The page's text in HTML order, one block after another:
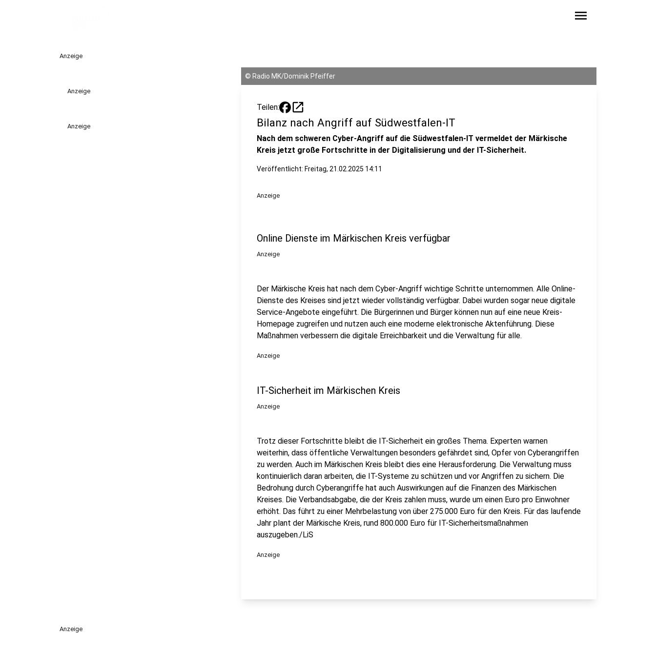
menu
Anzeige
Anzeige
Anzeige
© Radio MK/Dominik Pfeiffer
Teilen: open_in_new
Bilanz nach Angriff auf Südwestfalen-IT
Nach dem schweren Cyber-Angriff auf die Südwestfalen-IT vermeldet der Märkische
Kreis jetzt große Fortschritte in der Digitalisierung und der IT-Sicherheit.
Veröffentlicht: Freitag, 21.02.2025 14:11
Anzeige
Online Dienste im Märkischen Kreis verfügbar
Anzeige
Der Märkische Kreis hat nach dem Cyber-Angriff wichtige Schritte unternommen. Alle Online-
Dienste des Kreises sind jetzt wieder vollständig verfügbar. Dabei wurden sogar neue digitale
Service-Angebote eingeführt. Die Bürgerinnen und Bürger können nun auf eine neue Kreis-
Homepage zugreifen und nutzen auch eine moderne elektronische Aktenführung. Diese
Maßnahmen verbessern die digitale Erreichbarkeit und die Verwaltung für alle.
Anzeige
IT-Sicherheit im Märkischen Kreis
Anzeige
Trotz dieser Fortschritte bleibt die IT-Sicherheit ein großes Thema. Experten warnen
weiterhin, dass öffentliche Verwaltungen besonders gefährdet sind, Opfer von Cyberangriffen
zu werden. Auch im Märkischen Kreis bleibt dies eine Herausforderung. Die Verwaltung muss
kontinuierlich daran arbeiten, die IT-Systeme zu schützen und vor Angriffen zu sichern. Die
Bedrohung durch Cyberangriffe hat auch Auswirkungen auf die Finanzen des Märkischen
Kreises. Die Verbandsabgabe, die der Kreis zahlen muss, wurde um einen Euro pro Einwohner
erhöht. Das führt zu einer Mehrbelastung von über 275.000 Euro für den Kreis. Für das laufende
Jahr plant der Märkische Kreis, rund 800.000 Euro für IT-Sicherheitsmaßnahmen
auszugeben./LiS
Anzeige
Anzeige